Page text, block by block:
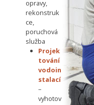
opravy,
rekonstruk
ce,
poruchová
služba
Projek
tování
vodoin
stalací
–
vyhotov